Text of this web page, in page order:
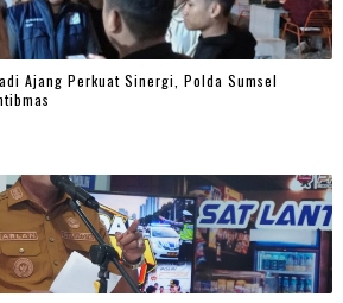
Ajang Perkuat Sinergi, Polda Sumsel